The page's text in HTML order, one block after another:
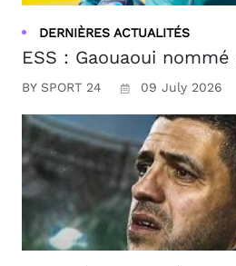
DERNIÈRES ACTUALITÉS
ESS : Gaouaoui
BY SPORT 24 09 July 2026